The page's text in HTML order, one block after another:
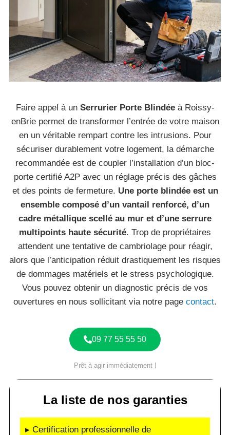
Faire appel à un Serrurier Porte Blindéeà Roissy-
enBrie permet de transformer l’entrée de votre maison
en un véritable rempart contre les intrusions. Pour
sécuriser durablement votre logement, la démarche
recommandée est de coupler l’installation d’un bloc-
porte certifié A2P avec un réglage précis des gâches
et des points de fermeture. Une porte blindée est un
ensemble composé d’un vantail renforcé, d’un
cadre métallique scellé au mur et d’une serrure
multipoints haute sécurité. Trop de propriétaires
attendent une tentative de cambriolage pour réagir,
alors que l’anticipation réduit drastiquement les risques
de dommages matériels et le stress psychologique.
Vous pouvez obtenir un diagnostic précis de vos
ouvertures en nous sollicitant via notre page contact.
09 77 55 55 50
Prêt à agir immédiatement !
La liste de nos garanties
▸ Certification professionnelle de